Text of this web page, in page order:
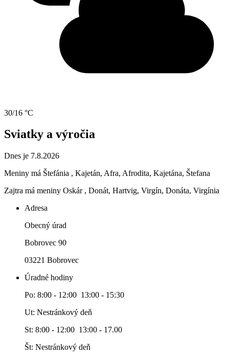
30/16 °C
Sviatky a výročia
Dnes je 7.8.2026
Meniny má Štefánia , Kajetán, Afra, Afrodita, Kajetána, Štefana
Zajtra má meniny Oskár , Donát, Hartvig, Virgín, Donáta, Virgínia
Adresa
Obecný úrad
Bobrovec 90
03221 Bobrovec
Úradné hodiny
Po: 8:00 - 12:00 13:00 - 15:30
Ut: Nestránkový deň
St: 8:00 - 12:00 13:00 - 17.00
Št: Nestránkový deň